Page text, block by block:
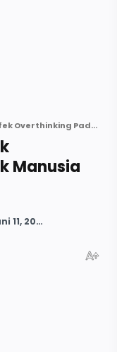
Fakta Unik Tentang Efek Overthinking Pada Otak Manusia
Manusia